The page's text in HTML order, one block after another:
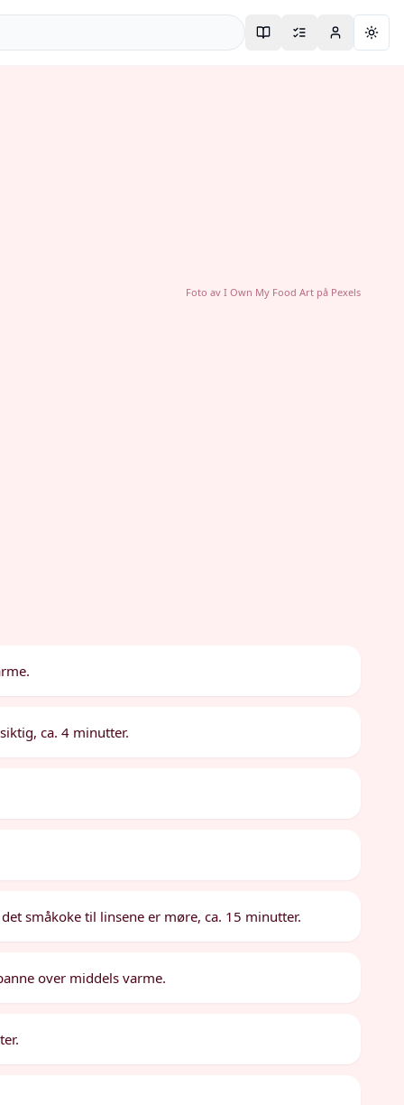
Foto av I Own My Food Artpå Pexels
ca. 4 minutter.
småkoke til linsene er møre, ca. 15 minutter.
over middels varme.